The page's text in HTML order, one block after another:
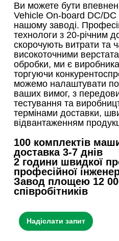
Ви можете бути
Vehicle On-board DC/
нашому заводі.
технологи з 20-річним
скорочують витрати та
високоточними
обробки, ми є
торгуючи
можемо налаштувати
ваших вимог, з
тестування та
термінами доставки,
відвантаженням
100 комплектів
доставка 3-7 днів
2 години швидкої
професійної
Завод площею 12
співробітників
Надіслати запит